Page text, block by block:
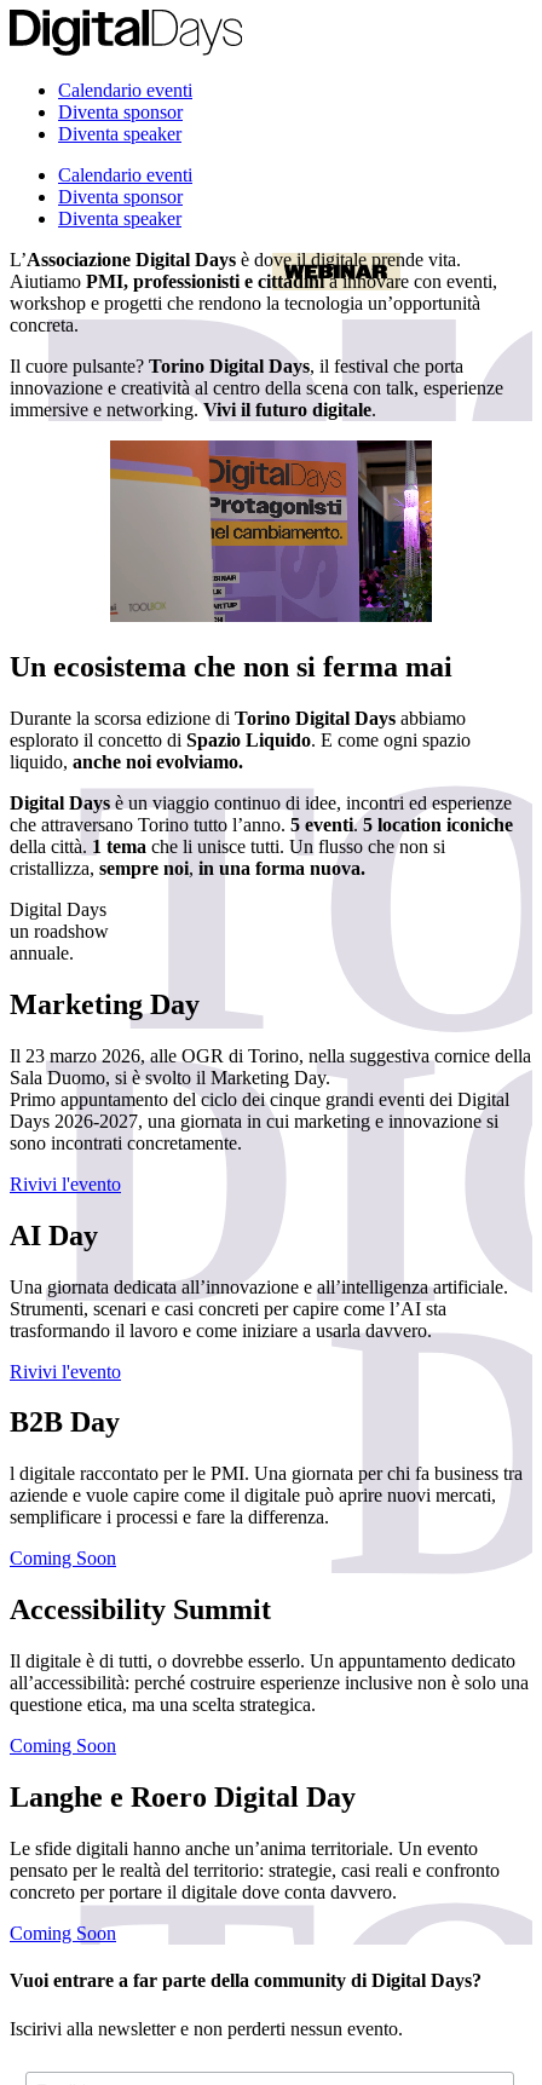
Calendario eventi
Diventa sponsor
Diventa speaker
Calendario eventi
Diventa sponsor
Diventa speaker
L’Associazione Digital Days è dove il digitale prende vita.
Aiutiamo PMI, professionisti e cittadinia innovare con eventi,
workshop e progetti che rendono la tecnologia un’opportunità
concreta.
Il cuore pulsante? Torino Digital Days, il festival che porta
innovazione e creatività al centro della scena con talk, esperienze
immersive e networking.Vivi il futuro digitale.
Un ecosistema che non si ferma mai
Durante la scorsa edizione di Torino Digital Days abbiamo
esplorato il concetto di Spazio Liquido. E come ogni spazio
liquido, anche noi evolviamo.
Digital Days è un viaggio continuo di idee, incontri ed esperienze
che attraversano Torino tutto l’anno. 5 eventi.5 location iconiche
della città. 1 tema che li unisce tutti. Un flusso che non si
cristallizza, sempre noi, in una forma nuova.
Digital Days
un roadshow
annuale.
Marketing Day
Il 23 marzo 2026, alle OGR di Torino, nella suggestiva cornice della
Sala Duomo, si è svolto il Marketing Day.
Primo appuntamento del ciclo dei cinque grandi eventi dei Digital
Days 2026-2027, una giornata in cui marketing e innovazione si
sono incontrati concretamente.
Rivivi l'evento
AI Day
Una giornata dedicata all’innovazione e all’intelligenza artificiale.
Strumenti, scenari e casi concreti per capire come l’AI sta
trasformando il lavoro e come iniziare a usarla davvero.
Rivivi l'evento
B2B Day
l digitale raccontato per le PMI. Una giornata per chi fa business tra
aziende e vuole capire come il digitale può aprire nuovi mercati,
semplificare i processi e fare la differenza.
Coming Soon
Accessibility Summit
Il digitale è di tutti, o dovrebbe esserlo. Un appuntamento dedicato
all’accessibilità: perché costruire esperienze inclusive non è solo una
questione etica, ma una scelta strategica.
Coming Soon
Langhe e Roero Digital Day
Le sfide digitali hanno anche un’anima territoriale. Un evento
pensato per le realtà del territorio: strategie, casi reali e confronto
concreto per portare il digitale dove conta davvero.
Coming Soon
Vuoi entrare a far parte della community di Digital Days?
Iscirivi alla newsletter e non perderti nessun evento.